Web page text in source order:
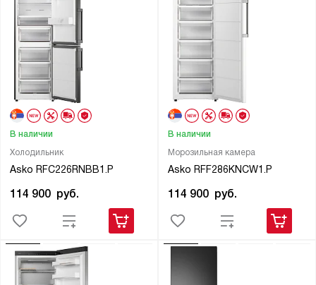
Холодильник
Asko RFC226RNBB1.P
В наличии
114 900 руб.
Морозильная камера
Asko RFF286KNCW1.P
В наличии
114 900 руб.